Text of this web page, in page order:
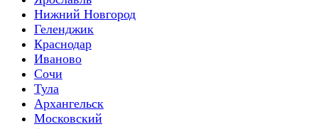
Нижний Новгород
Геленджик
Краснодар
Иваново
Сочи
Тула
Архангельск
Московский